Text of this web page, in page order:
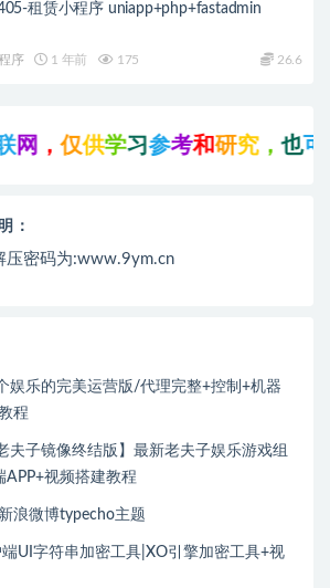
租赁小程序 uniapp+php+fastadmin
序 1 年前 175 26.6
， 仅供学习参考和研究， 也可能
：
压密码为:www.9ym.cn
娱乐的完美运营版/代理完整+控制+机器
程
夫子镜像终结版】最新老夫子娱乐游戏组
视频搭建教程
浪微博typecho主题
UI字符串加密工具|XO引擎加密工具+视